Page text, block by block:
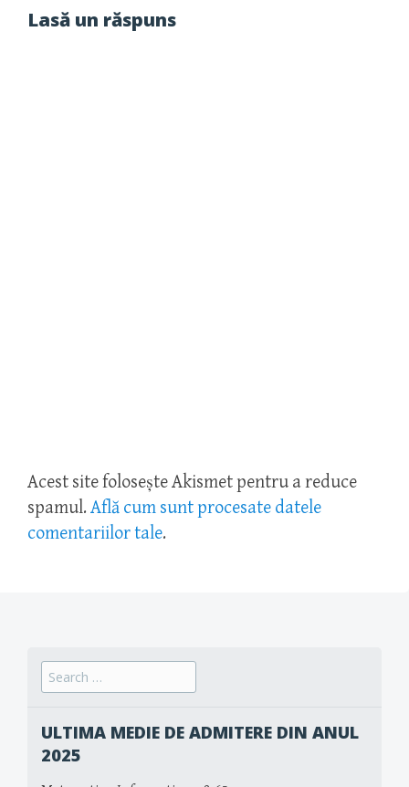
Lasă un răspuns
Acest site folosește Akismet pentru a reduce
spamul. Află cum sunt procesate datele
comentariilor tale.
Search
for:
ULTIMA MEDIE DE ADMITERE DIN ANUL
2025